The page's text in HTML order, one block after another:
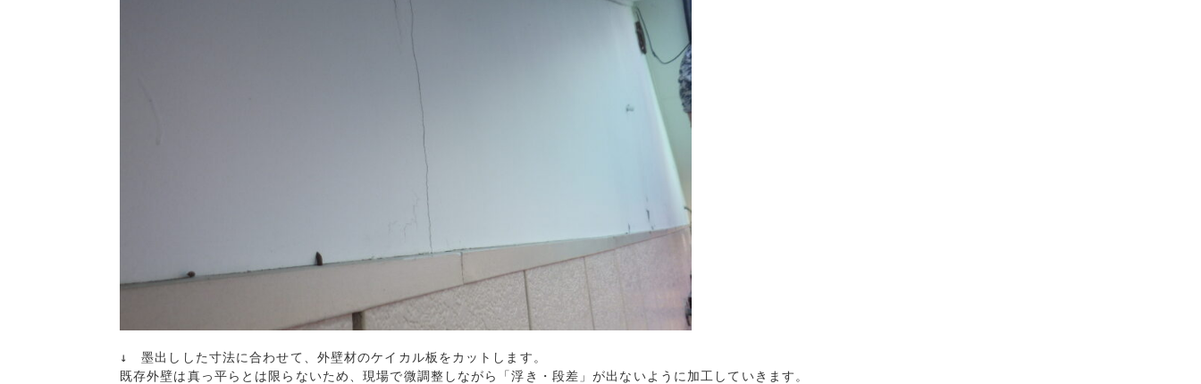
↓　墨出しした寸法に合わせて、外壁材のケイカル板をカットします。
既存外壁は真っ平らとは限らないため、現場で微調整しながら「浮き・段差」が出ないように加工していきます。